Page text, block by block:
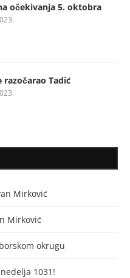
očekivanja 5. oktobra
razočarao Tadić
Mirković
Mirković
okrugu
1031!